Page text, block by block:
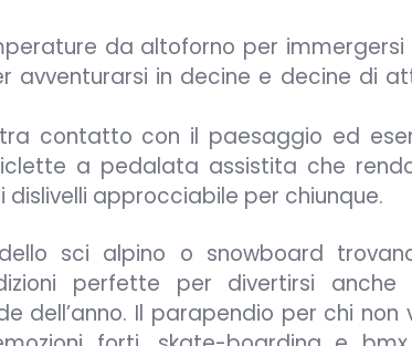
da altoforno per immergersi
avventurarsi in decine e decine di
contatto con il paesaggio ed
a pedalata assistita che
approcciabile per chiunque.
sci alpino o snowboard
perfette per divertirsi anche
dell’anno. Il parapendio per chi non